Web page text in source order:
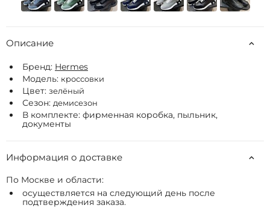
Описание
Бренд: Hermes
Модель: кроссовки
Цвет: зелёный
Сезон: демисезон
В комплекте: фирменная коробка, пыльник,
документы
Информация о доставке
По Москве и области:
осуществляется на следующий день после
подтверждения заказа.